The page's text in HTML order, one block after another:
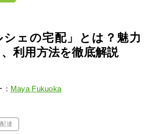
シェの宅配」とは？魅力
利用方法を徹底解説
Maya Fukuoka
達